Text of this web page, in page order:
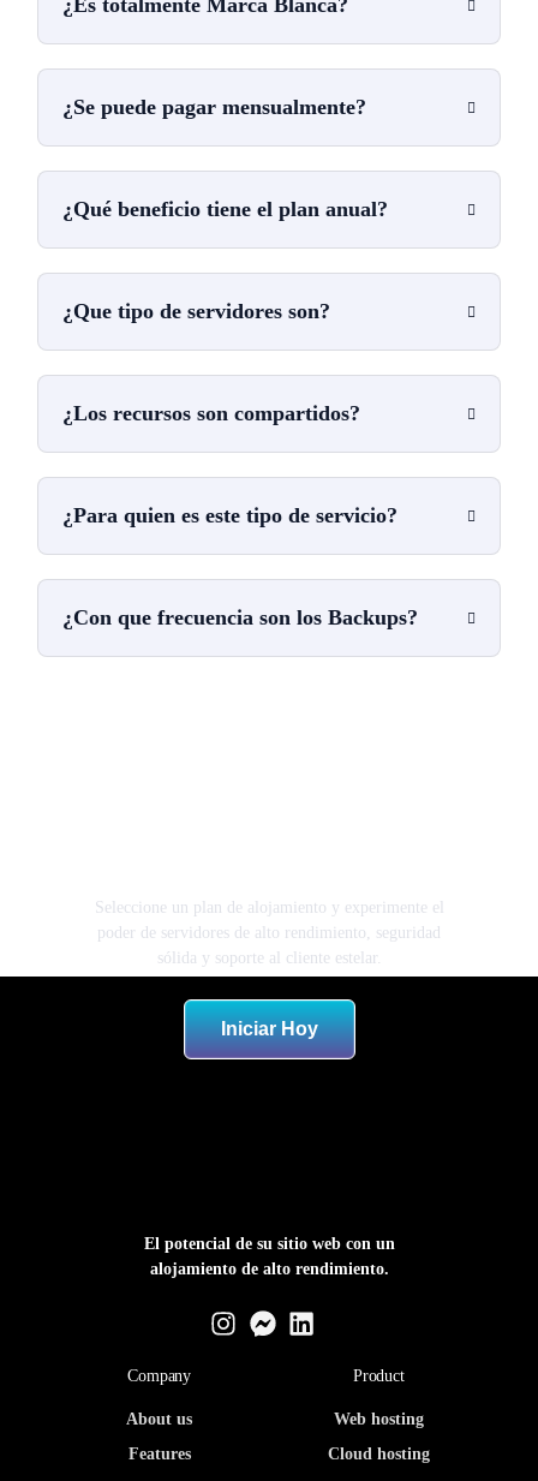
¿Es totalmente Marca Blanca?
¿Se puede pagar mensualmente?
¿Qué beneficio tiene el plan anual?
¿Que tipo de servidores son?
¿Los recursos son compartidos?
¿Para quien es este tipo de servicio?
¿Con que frecuencia son los Backups?
Seleccione un plan de alojamiento y experimente el
poder de servidores de alto rendimiento, seguridad
sólida y soporte al cliente estelar.
Iniciar Hoy
El potencial de su sitio web con un
alojamiento de alto rendimiento.
Company
About us
Features
Product
Web hosting
Cloud hosting